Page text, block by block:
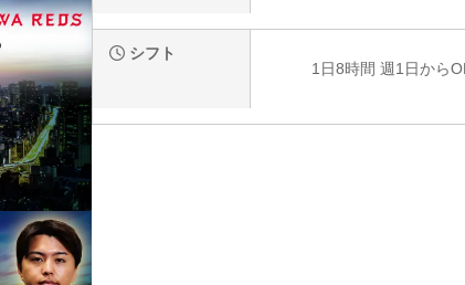
シフト
1日8時間 週1日から